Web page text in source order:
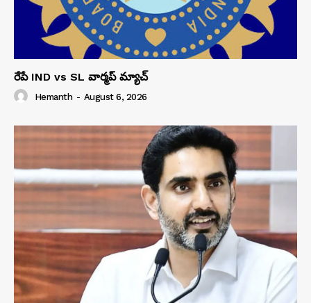
రేపే IND vs SL వార్మప్ మ్యాచ్
Hemanth - August 6, 2026